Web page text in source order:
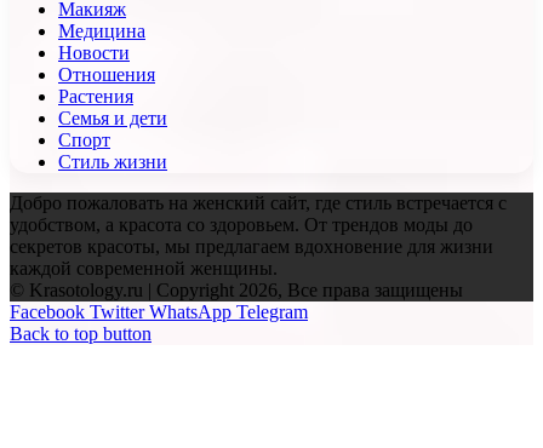
Макияж
Медицина
Новости
Отношения
Растения
Семья и дети
Спорт
Стиль жизни
Добро пожаловать на женский сайт, где стиль встречается с
удобством, а красота со здоровьем. От трендов моды до
секретов красоты, мы предлагаем вдохновение для жизни
каждой современной женщины.
© Krasotology.ru | Copyright 2026, Все права защищены
Facebook Twitter WhatsApp Telegram
Back to top button